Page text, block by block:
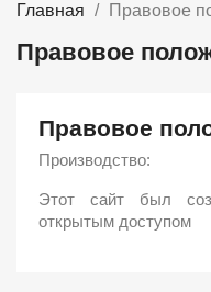
Главная Правовое
Правовое
Правовое
Производство:
Этот сайт был
открытым доступом